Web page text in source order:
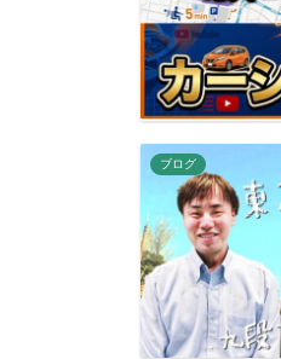
ブログ